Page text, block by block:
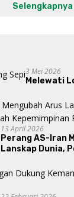
Selengkapnya
3 Mei 2026
Melewati
13 April 2026
Perang AS-Iran
Lanskap Dunia,
Gibran?